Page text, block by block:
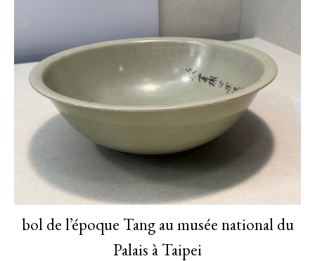
bol de l’époque Tang au musée national du
Palais à Taipei